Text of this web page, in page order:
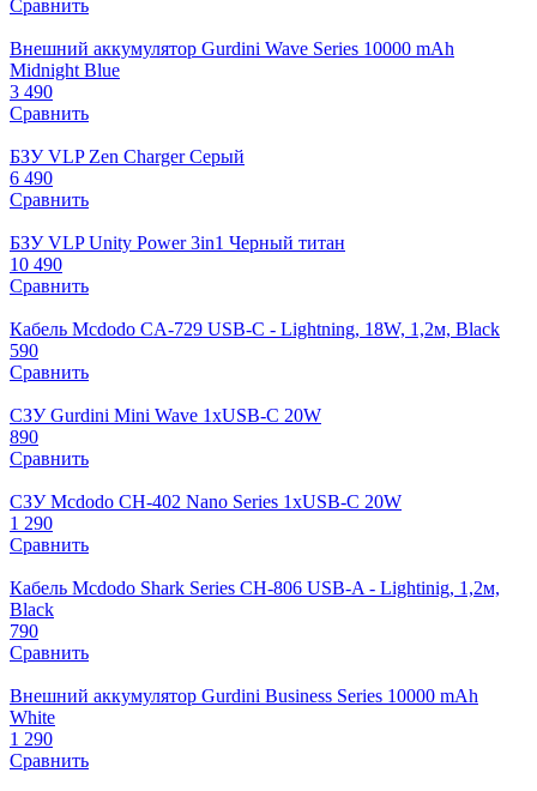
Сравнить
Внешний аккумулятор Gurdini Wave Series 10000 mAh
Midnight Blue
3 490
Сравнить
БЗУ VLP Zen Charger Серый
6 490
Сравнить
БЗУ VLP Unity Power 3in1 Черный титан
10 490
Сравнить
Кабель Mcdodo CA-729 USB-C - Lightning, 18W, 1,2м, Black
590
Сравнить
СЗУ Gurdini Mini Wave 1xUSB-C 20W
890
Сравнить
СЗУ Mcdodo CH-402 Nano Series 1xUSB-C 20W
1 290
Сравнить
Кабель Mcdodo Shark Series CH-806 USB-A - Lightinig, 1,2м,
Black
790
Сравнить
Внешний аккумулятор Gurdini Business Series 10000 mAh
White
1 290
Сравнить